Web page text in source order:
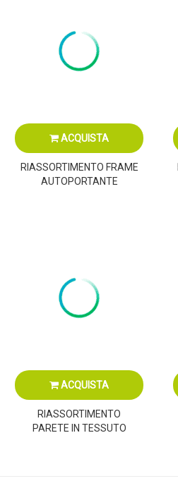
ACQUISTA
RIASSORTIMENTO FRAME
AUTOPORTANTE
ACQUISTA
RIASSORTIMENTO
PARETE IN TESSUTO